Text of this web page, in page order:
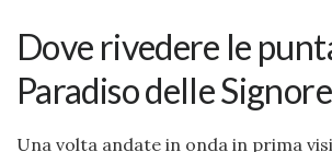
Dove rivedere le
Paradiso delle Signore
Una volta andate in onda in prima